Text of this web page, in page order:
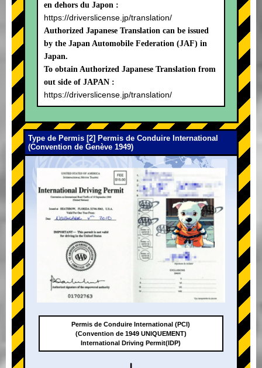
en dehors du Japon :
https://driverslicense.jp/translation/
Authorized Japanese Translation can be issued
by the Japan Automobile Federation (JAF) in
Japan.
To obtain Authorized Japanese Translation from
out side of JAPAN :
https://driverslicense.jp/translation/
Type de Permis [2] Permis de Conduire International
(Convention de Genève 1949)
Permis de Conduire International (PCI)
(Convention de 1949 UNIQUEMENT)
International Driving Permit(IDP)